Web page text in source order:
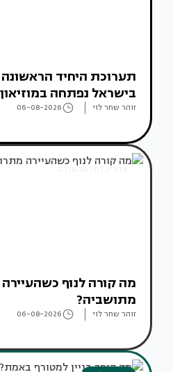
תערוכת היחיד
בישראל נפתחה
זוהר שחר לוי 06-08-2026
אדריכלות מהעולם
מה קורה לנוף
מתושביה?
זוהר שחר לוי 06-08-2026